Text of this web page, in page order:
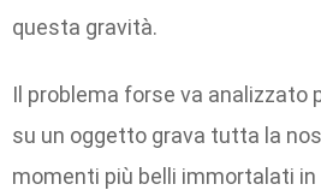
questa gravità.
Il problema forse va analizzato
su un oggetto grava tutta la
momenti più belli immortalati in